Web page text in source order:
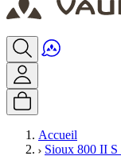
Accueil
Sioux 800 II S